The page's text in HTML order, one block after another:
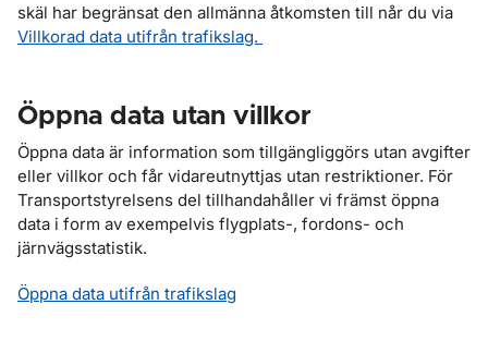
skäl har begränsat den allmänna åtkomsten till når du via
Villkorad data utifrån trafikslag.
Öppna data utan villkor
Öppna data är information som tillgängliggörs utan avgifter
eller villkor och får vidareutnyttjas utan restriktioner. För
Transportstyrelsens del tillhandahåller vi främst öppna
data i form av exempelvis flygplats-, fordons- och
järnvägsstatistik.
Öppna data utifrån trafikslag